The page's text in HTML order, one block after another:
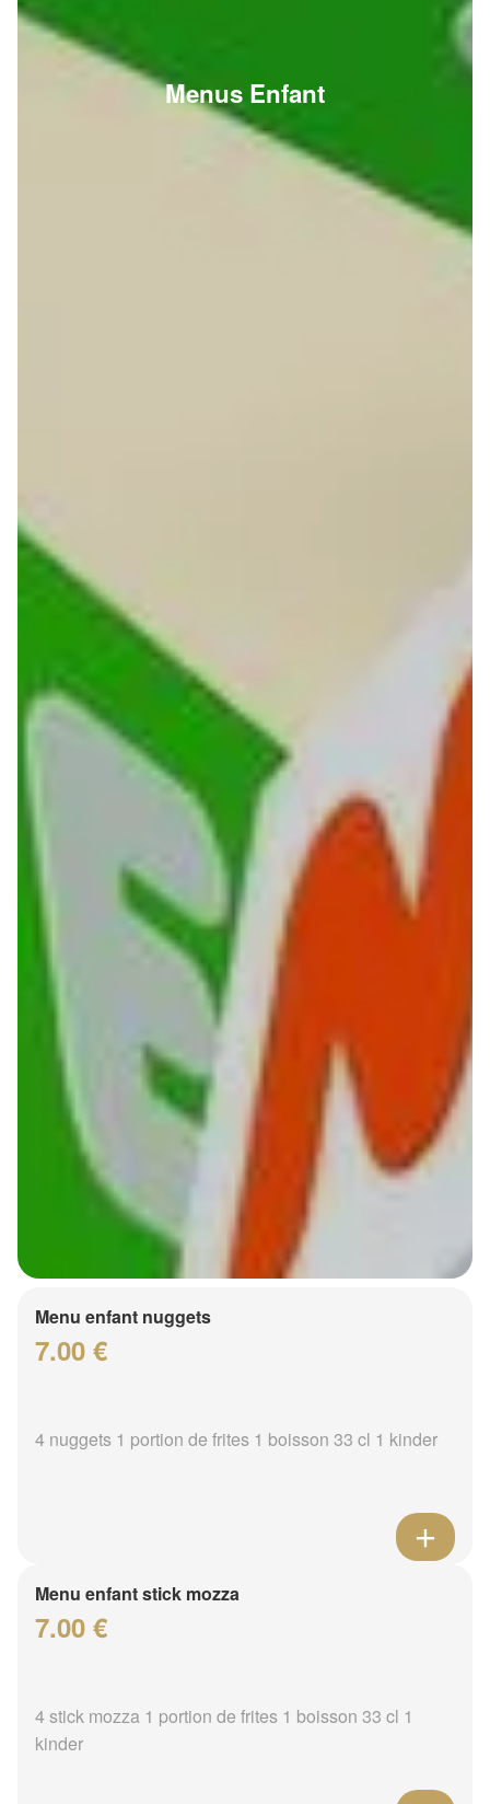
Menus Enfant
Menu enfant nuggets
7.00 €
4 nuggets 1 portion de frites 1 boisson 33 cl 1 kinder
Menu enfant stick mozza
7.00 €
4 stick mozza 1 portion de frites 1 boisson 33 cl 1
kinder